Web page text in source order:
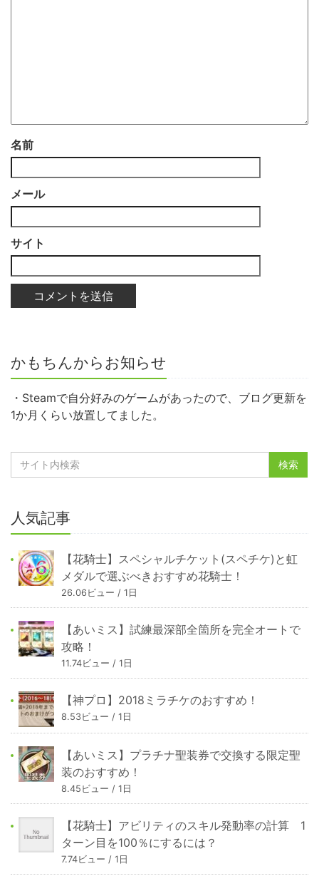
名前
メール
サイト
かもちんからお知らせ
・Steamで自分好みのゲームがあったので、ブログ更新を
1か月くらい放置してました。
人気記事
【花騎士】スペシャルチケット(スペチケ)と虹
メダルで選ぶべきおすすめ花騎士！
26.06ビュー / 1日
【あいミス】試練最深部全箇所を完全オートで
攻略！
11.74ビュー / 1日
【神プロ】2018ミラチケのおすすめ！
8.53ビュー / 1日
【あいミス】プラチナ聖装券で交換する限定聖
装のおすすめ！
8.45ビュー / 1日
【花騎士】アビリティのスキル発動率の計算 1
ターン目を100％にするには？
7.74ビュー / 1日